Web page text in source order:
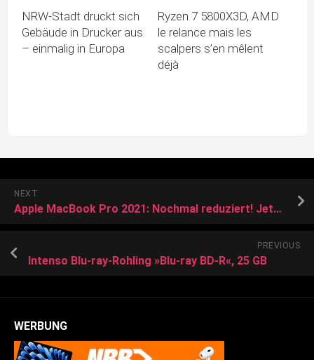
NRW-Stadt druckt sich
Gebäude in Drucker aus
– einmalig in Europa
Ryzen 7 5800X3D, AMD
le relance mais les
scalpers s’en mêlent
déjà
NEXT
Apple MacBook Pro 2021: Nochmal reduziert! Jetzt für 2.053 Euro bei Amazon
PREVIOUS
Intenso Blu-ray-Rohling »Blu-ray BD-R«, 25 GB
WERBUNG